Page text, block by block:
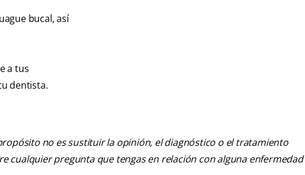
bucal, así
a tus
dentista.
no es sustituir la opinión, el diagnóstico o el tratamiento
cualquier pregunta que tengas en relación con alguna enfermedad